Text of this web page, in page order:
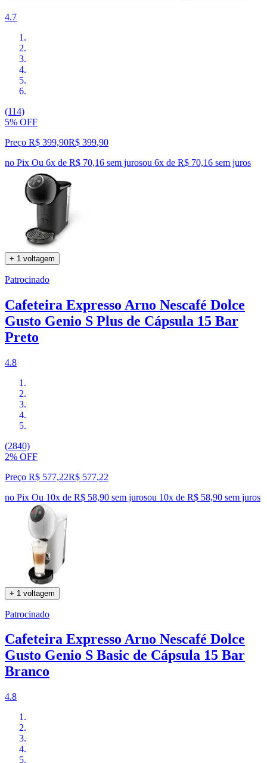
4.7
(114)
5% OFF
Preço R$ 399,90R$ 399,90
no Pix Ou 6x de R$ 70,16 sem jurosou 6x de R$ 70,16 sem juros
+ 1 voltagem
Patrocinado
Cafeteira Expresso Arno Nescafé Dolce
Gusto Genio S Plus de Cápsula 15 Bar
Preto
4.8
(2840)
2% OFF
Preço R$ 577,22R$ 577,22
no Pix Ou 10x de R$ 58,90 sem jurosou 10x de R$ 58,90 sem juros
+ 1 voltagem
Patrocinado
Cafeteira Expresso Arno Nescafé Dolce
Gusto Genio S Basic de Cápsula 15 Bar
Branco
4.8